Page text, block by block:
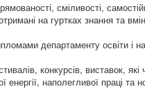
сміливості,
на гуртках знання та
департаменту освіти і
конкурсів, виставок,
наполегливої праці та